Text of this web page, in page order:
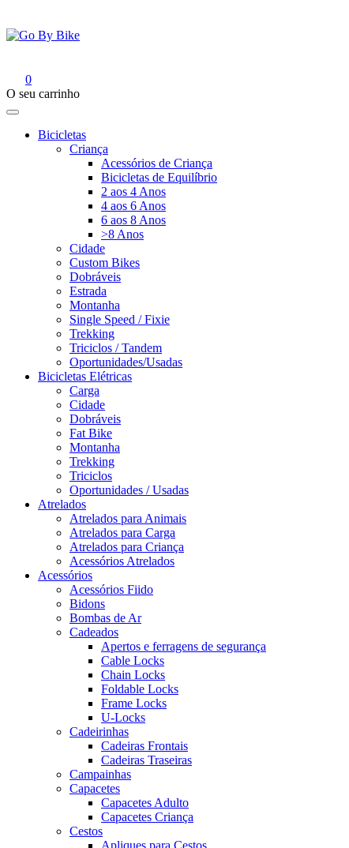
para
o
0
O seu carrinho
Bicicletas
Criança
Acessórios de Criança
Bicicletas de Equilíbrio
2 aos 4 Anos
4 aos 6 Anos
6 aos 8 Anos
>8 Anos
Cidade
Custom Bikes
Dobráveis
Estrada
Montanha
Single Speed / Fixie
Trekking
Triciclos / Tandem
Oportunidades/Usadas
Bicicletas Elétricas
Carga
Cidade
Dobráveis
Fat Bike
Montanha
Trekking
Triciclos
Oportunidades / Usadas
Atrelados
Atrelados para Animais
Atrelados para Carga
Atrelados para Criança
Acessórios Atrelados
Acessórios
Acessórios Fiido
Bidons
Bombas de Ar
Cadeados
Apertos e ferragens de segurança
Cable Locks
Chain Locks
Foldable Locks
Frame Locks
U-Locks
Cadeirinhas
Cadeiras Frontais
Cadeiras Traseiras
Campainhas
Capacetes
Capacetes Adulto
Capacetes Criança
Cestos
Apliques para Cestos